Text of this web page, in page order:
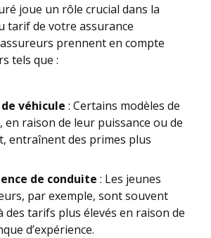
joue un rôle crucial dans la
tarif de votre assurance
prennent en compte
tels que :
véhicule : Certains modèles de
en raison de leur puissance ou de
entraînent des primes plus
de conduite : Les jeunes
par exemple, sont souvent
des tarifs plus élevés en raison de
d’expérience.